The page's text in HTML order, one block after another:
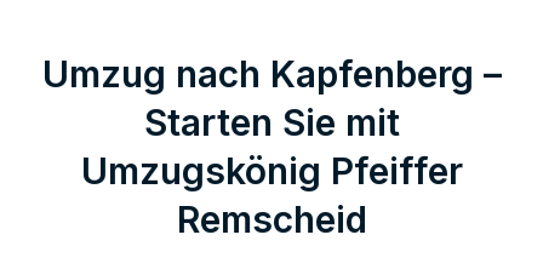
Umzug nach Kapfenberg –
Starten Sie mit
Umzugskönig Pfeiffer
Remscheid